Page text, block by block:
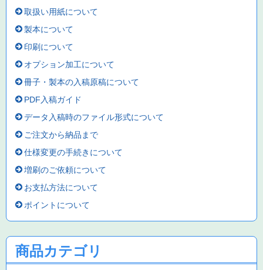
取扱い用紙について
製本について
印刷について
オプション加工について
冊子・製本の入稿原稿について
PDF入稿ガイド
データ入稿時のファイル形式について
ご注文から納品まで
仕様変更の手続きについて
増刷のご依頼について
お支払方法について
ポイントについて
商品カテゴリ